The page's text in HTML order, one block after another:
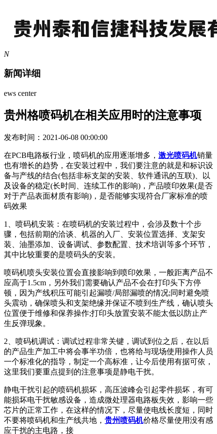
N
新闻详细
ews center
贵州格喷码机在相关应用时的注意事项
发布时间：2021-06-08 00:00:00
在PCB电路板行业，喷码机的应用逐渐增多， 激光喷码机销量
也有增长的趋势，在安装过程中，我们要注意的就是和标识设
备与产线的结合(包括非标支架的安装、软件通讯的互联)、以
及设备的稳定(长时间、连续工作的影响)，产品喷印效果(是否
对于产品表面材质有影响)，是否能够实现符合厂家标准的喷
码效果
1、喷码机安装：在喷码机的安装过程中，会涉及数十个步
骤，包括前期的洽谈、机器的入厂、安装位置选择、支架安
装、油墨添加、设备调试、参数配置、技术培训等多个环节，
其中比较重要的是喷码头的安装。
喷码机喷头安装位置会直接影响到喷印效果，一般距离产品不
应高于1.5cm，另外我们需要确认产品不会在打印头下方停
顿，因为产线积压可能引起漏喷/局部漏喷的情况;同时避免喷
头震动，确保喷头和支架绝缘并保证不喷到生产线，确认喷头
位置便于维修和保养操作;打印头放置安装不能太低以防止产
生反弹现象。
2、喷码机调试：调试过程非常关键，调试到位之后，在以后
的产品生产加工中将会事半功倍，也将给与现场使用操作人员
一个标准化的指导，制定一个高标准，让今后使用有据可依，
这里我们要重点提到的注意事项是静电干扰。
静电干扰引起的喷码机损坏，高压波峰会引起零件损坏，有可
能损坏电干扰敏感设备，造成微处理器电路板失效，影响一些
芯片的正常工作，在这样的情况下，尽量使电线长度短，同时
不要将喷码机和生产线共地， 贵州喷码机价格尽量使用没有感
应干扰的主电路，接